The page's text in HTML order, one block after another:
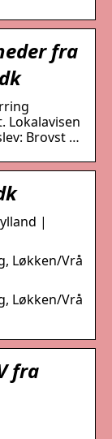
fra
Lokalavisen
Brovst …
|
Løkken/Vrå
Løkken/Vrå
fra